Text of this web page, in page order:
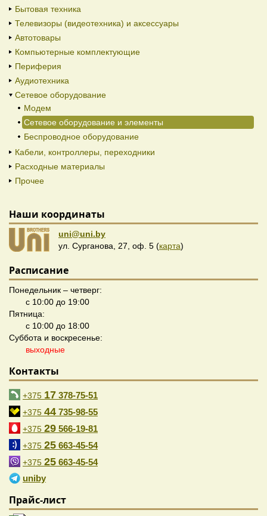
Бытовая техника
Телевизоры (видеотехника) и аксессуары
Автотовары
Компьютерные комплектующие
Периферия
Аудиотехника
Сетевое оборудование
Модем
Сетевое оборудование и элементы
Беспроводное оборудование
Кабели, контроллеры, переходники
Расходные материалы
Прочее
Наши координаты
uni@uni.by
ул. Сурганова, 27, оф. 5 (карта)
Расписание
Понедельник – четверг:
с 10:00 до 19:00
Пятница:
с 10:00 до 18:00
Суббота и воскресенье:
выходные
Контакты
+375 17 378-75-51
+375 44 735-98-55
+375 29 566-19-81
+375 25 663-45-54
+375 25 663-45-54
uniby
Прайс-лист